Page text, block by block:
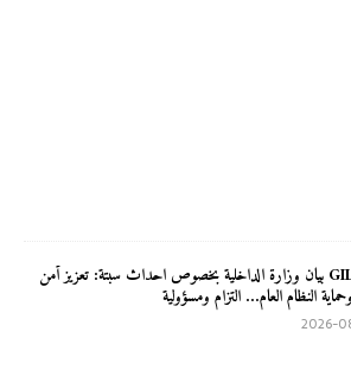
GIL24-TV بيان وزارة الداخلية بخصوص احداث سبتة: تعزيز أمن
النظام العام… التزام ومسؤولية
2026-